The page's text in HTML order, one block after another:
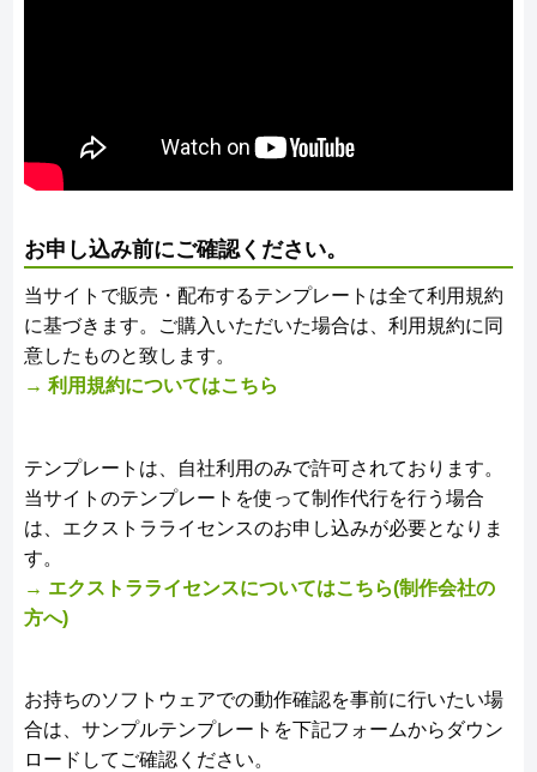
お申し込み前にご確認ください。
当サイトで販売・配布するテンプレートは全て利用規約
に基づきます。ご購入いただいた場合は、利用規約に同
意したものと致します。
→ 利用規約についてはこちら
テンプレートは、自社利用のみで許可されております。
当サイトのテンプレートを使って制作代行を行う場合
は、エクストラライセンスのお申し込みが必要となりま
す。
→ エクストラライセンスについてはこちら(制作会社の
方へ)
お持ちのソフトウェアでの動作確認を事前に行いたい場
合は、サンプルテンプレートを下記フォームからダウン
ロードしてご確認ください。